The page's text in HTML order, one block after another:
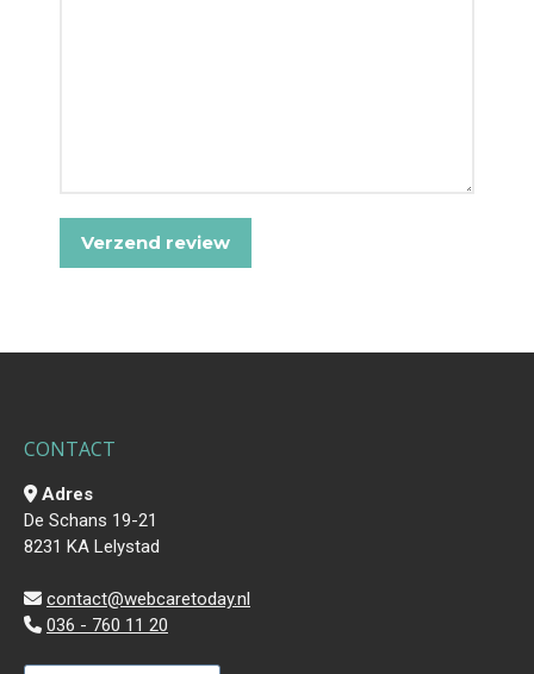
CONTACT
Adres
De Schans 19-21
8231 KA Lelystad
contact@webcaretoday.nl
036 - 760 11 20